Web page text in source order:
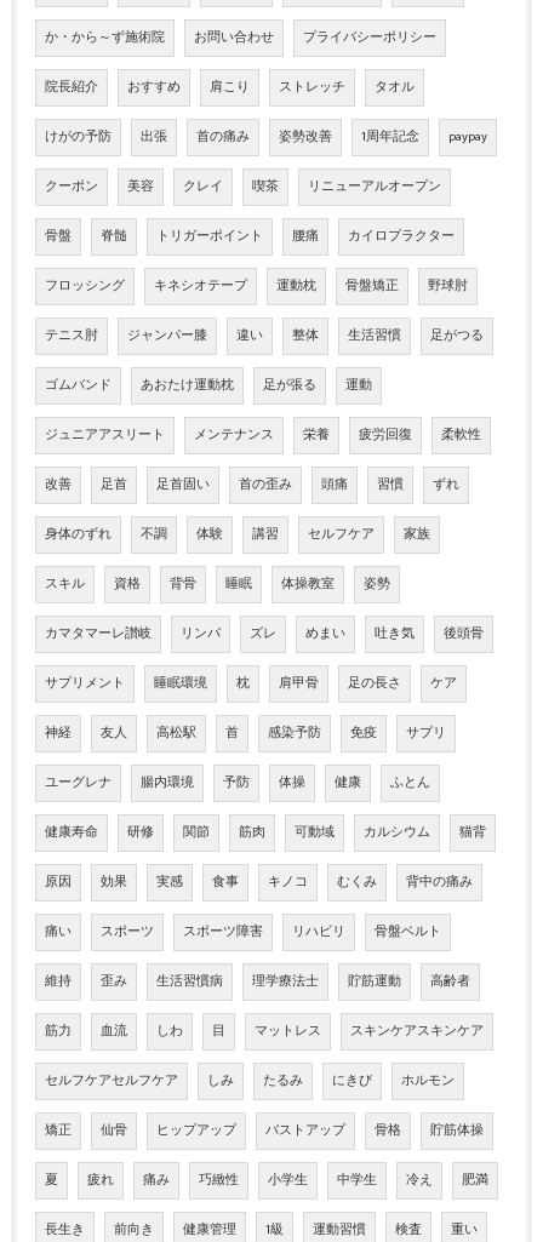
か・から～ず施術院 お問い合わせ プライバシーポリシー
院長紹介 おすすめ 肩こり ストレッチ タオル
けがの予防 出張 首の痛み 姿勢改善 1周年記念 paypay
クーポン 美容 クレイ 喫茶 リニューアルオープン
骨盤 脊髄 トリガーポイント 腰痛 カイロプラクター
フロッシング キネシオテープ 運動枕 骨盤矯正 野球肘
テニス肘 ジャンパー膝 違い 整体 生活習慣 足がつる
ゴムバンド あおたけ運動枕 足が張る 運動
ジュニアアスリート メンテナンス 栄養 疲労回復 柔軟性
改善 足首 足首固い 首の歪み 頭痛 習慣 ずれ
身体のずれ 不調 体験 講習 セルフケア 家族
スキル 資格 背骨 睡眠 体操教室 姿勢
カマタマーレ讃岐 リンパ ズレ めまい 吐き気 後頭骨
サプリメント 睡眠環境 枕 肩甲骨 足の長さ ケア
神経 友人 高松駅 首 感染予防 免疫 サプリ
ユーグレナ 腸内環境 予防 体操 健康 ふとん
健康寿命 研修 関節 筋肉 可動域 カルシウム 猫背
原因 効果 実感 食事 キノコ むくみ 背中の痛み
痛い スポーツ スポーツ障害 リハビリ 骨盤ベルト
維持 歪み 生活習慣病 理学療法士 貯筋運動 高齢者
筋力 血流 しわ 目 マットレス スキンケアスキンケア
セルフケアセルフケア しみ たるみ にきび ホルモン
矯正 仙骨 ヒップアップ バストアップ 骨格 貯筋体操
夏 疲れ 痛み 巧緻性 小学生 中学生 冷え 肥満
長生き 前向き 健康管理 1級 運動習慣 検査 重い